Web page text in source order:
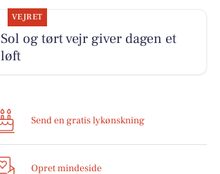
VEJRET
Sol og tørt vejr giver dagen et
løft
Send en gratis lykønskning
Opret mindeside